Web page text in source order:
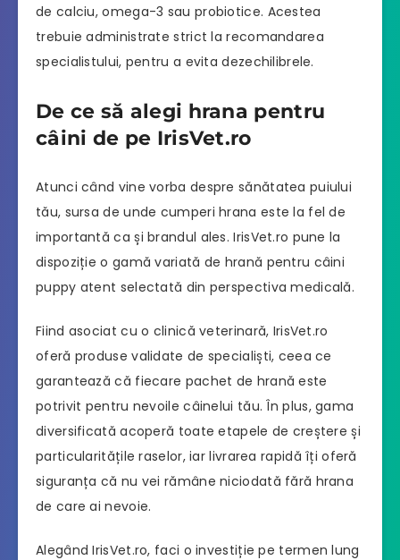
de calciu, omega-3 sau probiotice. Acestea
trebuie administrate strict la recomandarea
specialistului, pentru a evita dezechilibrele.
De ce să alegi hrana pentru
câini de pe IrisVet.ro
Atunci când vine vorba despre sănătatea puiului
tău, sursa de unde cumperi hrana este la fel de
importantă ca și brandul ales. IrisVet.ro pune la
dispoziție o gamă variată de hrană pentru câini
puppy atent selectată din perspectiva medicală.
Fiind asociat cu o clinică veterinară, IrisVet.ro
oferă produse validate de specialiști, ceea ce
garantează că fiecare pachet de hrană este
potrivit pentru nevoile câinelui tău. În plus, gama
diversificată acoperă toate etapele de creștere și
particularitățile raselor, iar livrarea rapidă îți oferă
siguranța că nu vei rămâne niciodată fără hrana
de care ai nevoie.
Alegând IrisVet.ro, faci o investiție pe termen lung